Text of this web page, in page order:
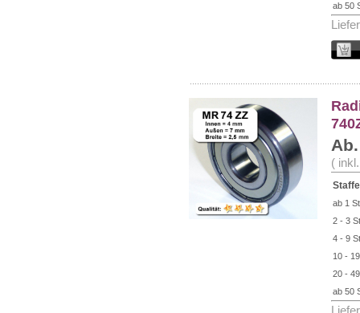
ab 50
(
ab 1
2 - 3
4 - 9
10 -
20 -
ab 50